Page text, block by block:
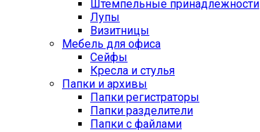
Штемпельные принадлежности
Лупы
Визитницы
Мебель для офиса
Сейфы
Кресла и стулья
Папки и архивы
Папки регистраторы
Папки разделители
Папки с файлами